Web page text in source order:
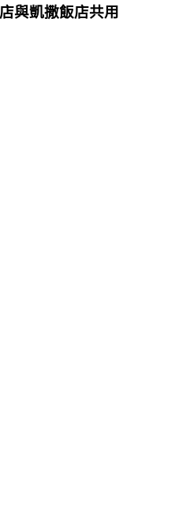
與凱撒飯店共用